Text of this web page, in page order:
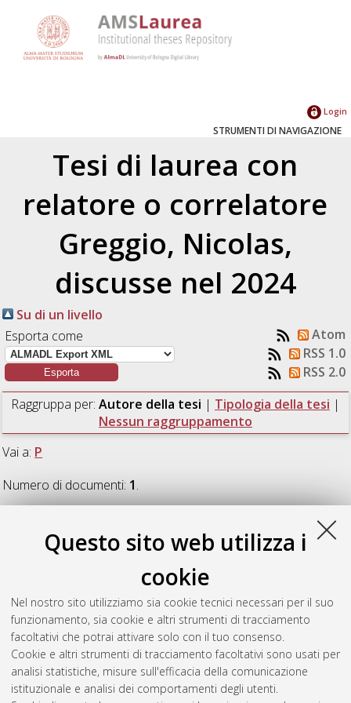
Questo sito web utilizza i
cookie
Nel nostro sito utilizziamo sia cookie tecnici necessari per il suo
funzionamento, sia cookie e altri strumenti di tracciamento
facoltativi che potrai attivare solo con il tuo consenso.
Cookie e altri strumenti di tracciamento facoltativi sono usati per
analisi statistiche, misure sull'efficacia della comunicazione
istituzionale e analisi dei comportamenti degli utenti.
Login
STRUMENTI DI NAVIGAZIONE
Tesi di laurea con
relatore o correlatore
Greggio, Nicolas,
discusse nel 2024
Su di un livello
Esporta come
Atom
RSS 1.0
RSS 2.0
Raggruppa per: Autore della tesi | Tipologia della tesi |
Nessun raggruppamento
Vai a: P
Numero di documenti: 1.
(2024)Valutazione della connessione tra i
geologici e idrogeochimici. [Laurea magistrale], Università di
Bologna, Corso di Studio in Analisi e gestione dell'ambiente
[LM-DM270] - Ravenna, Documento full-text non disponibile
Questa lista e' stata generata ilSun Aug 9 13:21:57 2026